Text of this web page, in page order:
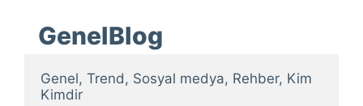
GenelBlog
Genel, Trend, Sosyal medya, Rehber, Kim
Kimdir